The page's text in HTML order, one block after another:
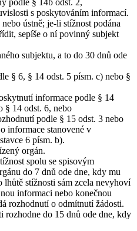
podle § 14b odst. 2,
s poskytováním informací.
ústně; je-li stížnost podána
sepíše o ní povinný subjekt
subjektu, a to do 30 dnů ode
§ 6, § 14 odst. 5 písm. c) nebo §
informace podle § 14
§ 14 odst. 6, nebo
podle § 15 odst. 3 nebo
informace stanovené v
6 písm. b).
orgán.
spolu se spisovým
do 7 dnů ode dne, kdy mu
lhůtě stížnosti sám zcela nevyhoví
informaci nebo konečnou
rozhodnutí o odmítnutí žádosti.
rozhodne do 15 dnů ode dne, kdy